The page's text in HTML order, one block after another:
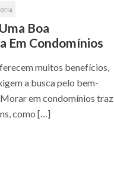
Boa
Em Condomínios
muitos benefícios,
a busca pelo bem-
em condomínios traz
como […]